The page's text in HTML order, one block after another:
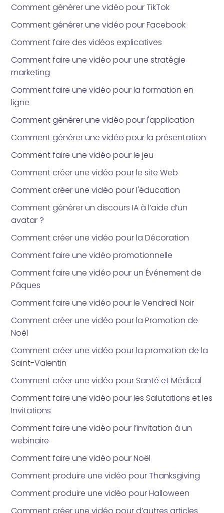
Comment générer une vidéo pour TikTok
Comment générer une vidéo pour Facebook
Comment faire des vidéos explicatives
Comment faire une vidéo pour une stratégie
marketing
Comment faire une vidéo pour la formation en
ligne
Comment générer une vidéo pour l'application
Comment générer une vidéo pour la présentation
Comment faire une vidéo pour le jeu
Comment créer une vidéo pour le site Web
Comment créer une vidéo pour l'éducation
Comment générer un discours IA à l’aide d’un
avatar ?
Comment créer une vidéo pour la Décoration
Comment faire une vidéo promotionnelle
Comment faire une vidéo pour un Événement de
Pâques
Comment faire une vidéo pour le Vendredi Noir
Comment créer une vidéo pour la Promotion de
Noël
Comment créer une vidéo pour la promotion de la
Saint-Valentin
Comment créer une vidéo pour Santé et Médical
Comment faire une vidéo pour les Salutations et les
Invitations
Comment faire une vidéo pour l’invitation à un
webinaire
Comment faire une vidéo pour Noël
Comment produire une vidéo pour Thanksgiving
Comment produire une vidéo pour Halloween
Comment créer une vidéo pour d’autres articles